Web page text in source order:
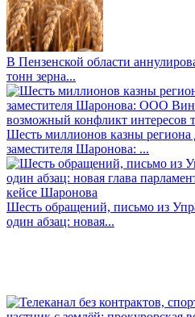
В Пензенской области
тонн зерна...
Шесть миллионов казны
заместителя Шаронова: ...
Шесть обращений, письмо из
один абзац: новая...